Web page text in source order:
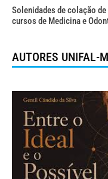
Solenidades de colação
cursos de Medicina e
AUTORES UNIFAL-